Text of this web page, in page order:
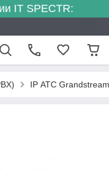
IT SPECTR:
IP АТС Grandstream